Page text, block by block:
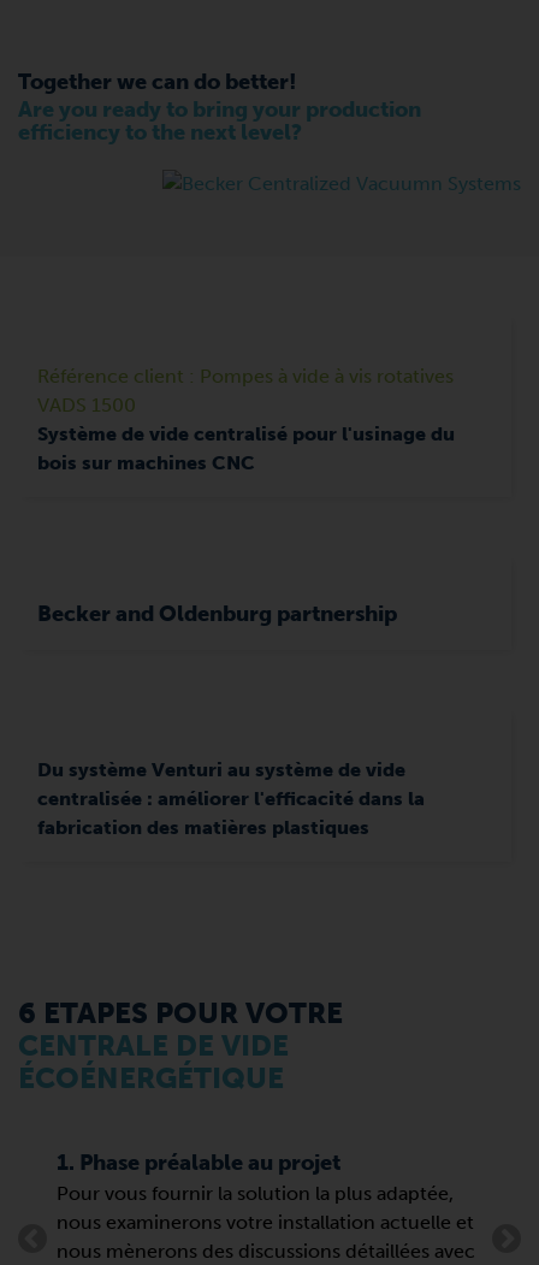
Together we can do better!
Are you ready to bring your production
efficiency to the next level?
Référence client : Pompes à vide à vis rotatives
VADS 1500
Système de vide centralisé pour l'usinage du
bois sur machines CNC
Becker and Oldenburg partnership
Du système Venturi au système de vide
centralisée : améliorer l'efficacité dans la
fabrication des matières plastiques
6 ETAPES POUR VOTRE
CENTRALE DE VIDE
ÉCOÉNERGÉTIQUE
1. Phase préalable au projet
Pour vous fournir la solution la plus adaptée,
nous examinerons votre installation actuelle et
nous mènerons des discussions détaillées avec